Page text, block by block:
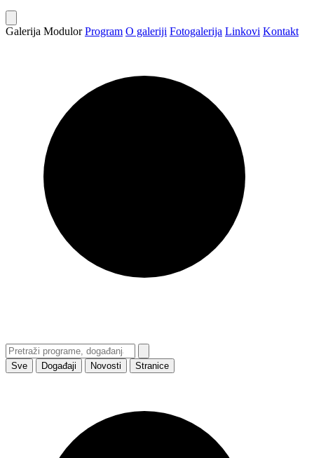
Galerija Modulor Program O galeriji Fotogalerija Linkovi Kontakt
Sve Događaji Novosti Stranice